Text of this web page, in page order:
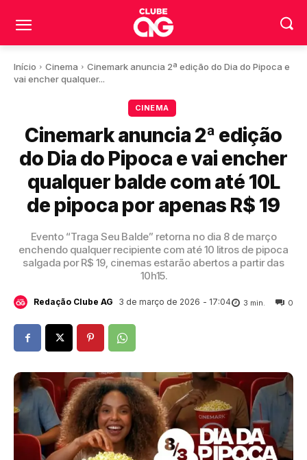
Início Cinema
Cinemark anuncia 2ª edição do Dia do Pipoca e
vai encher qualquer...
CINEMA
Cinemark anuncia 2ª edição
do Dia do Pipoca e vai encher
qualquer balde com até 10L
de pipoca por apenas R$ 19
Evento “Traga Seu Balde” retorna no dia 8 de março
enchendo qualquer recipiente com até 10 litros de pipoca
salgada por R$ 19, cinemas estarão abertos a partir das
10h15.
Redação Clube AG 3 de março de 2026 - 17:04 0
3 min.